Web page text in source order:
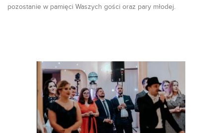
pozostanie w pamięci Waszych gości oraz pary młodej.